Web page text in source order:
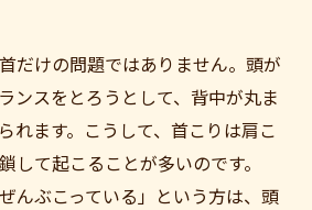
だけの問題ではありません。頭が
ンスをとろうとして、背中が丸ま
れます。こうして、首こりは肩こ
して起こることが多いのです。
んぶこっている」という方は、頭